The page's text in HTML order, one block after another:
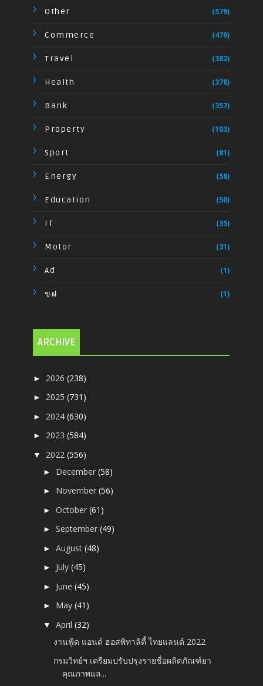
Other (579)
Commerce (479)
Travel (382)
Health (378)
Bank (357)
Property (103)
Sport (81)
Energy (58)
Education (50)
IT (35)
Motor (31)
Ad (1)
ขฝ (1)
ARCHIVE
► 2026(238)
► 2025(731)
► 2024(630)
► 2023(584)
▼ 2022(556)
► December(58)
► November(56)
►October(61)
►September(49)
►August(48)
► July(45)
► June(45)
► May(41)
▼April(32)
งานฟู้ด แอนด์ ฮอสพิทาลิตี้ ไทยแลนด์ 2022
กรมวิทย์ฯ เตรียมปรับปรุงรายชื่อผลิตภัณฑ์ยา
คุณภาพแล...